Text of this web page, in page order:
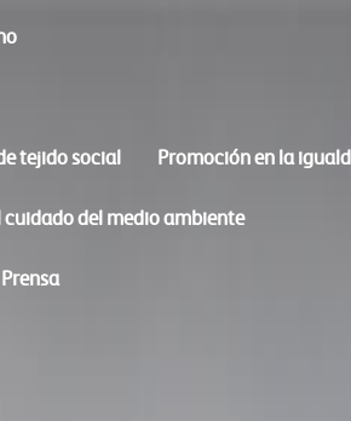
tejido social Promoción en la
cuidado del medio ambiente